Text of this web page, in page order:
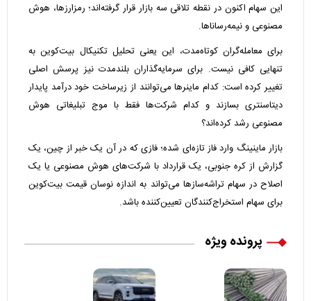
این سهام اکنون در نقطه تلاقی سه بازار قرار گرفته‌اند؛ رمزارزها، هوش
مصنوعی و نیمه‌رساناها.
برای معامله‌گران کوتاه‌مدت، این یعنی تحلیل تکنیکال بیت‌کوین به
تنهایی کافی نیست. برای سرمایه‌گذاران بلندمدت نیز پرسش اصلی
تغییر کرده است: کدام ماینرها می‌توانند از زیرساخت خود درآمد پایدار
دیتاسنتری بسازند و کدام شرکت‌ها فقط با موج تبلیغاتی هوش
مصنوعی رشد کرده‌اند؟
بازار ماینینگ وارد فاز تازه‌ای شده؛ فازی که در آن یک خبر از چین، یک
گزارش از کره جنوبی، یک قرارداد با شرکت‌های هوش مصنوعی یا یک
اصلاح در سهام تراشه‌سازها می‌تواند به اندازه نوسان قیمت بیت‌کوین
برای سهام استخراج‌کنندگان تعیین‌کننده باشد.
پرونده ویژه